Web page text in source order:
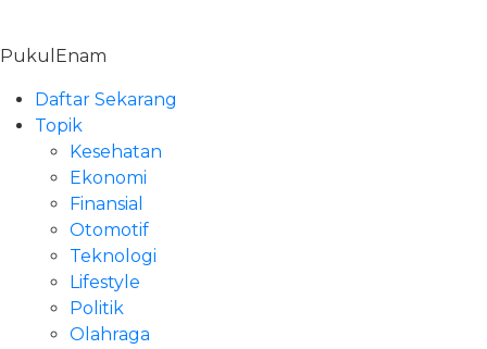
content
PukulEnam
Daftar Sekarang
Topik
Kesehatan
Ekonomi
Finansial
Otomotif
Teknologi
Lifestyle
Politik
Olahraga